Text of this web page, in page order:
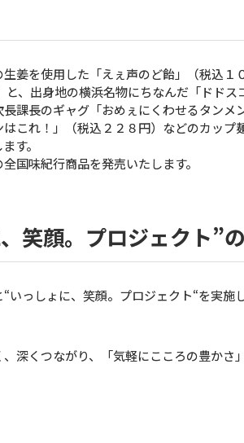
姜を使用した「えぇ声のど飴」（税込１
、出身地の横浜名物にちなんだ「ドドス
課長のギャグ「おめぇにくわせるタンメ
これ！」（税込２２８円）などのカップ
す。
国味紀行商品を発売いたします。
顔。プロジェクト”の
いっしょに、笑顔。プロジェクト“を実施
深くつながり、「気軽にこころの豊か